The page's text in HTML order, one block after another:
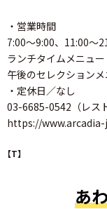
・営業時間
7:00〜9:00、11:00〜
ランチタイムメニュ
午後のセレクション
・定休日／なし
03-6685-0542（レス
https://
【T】
あ